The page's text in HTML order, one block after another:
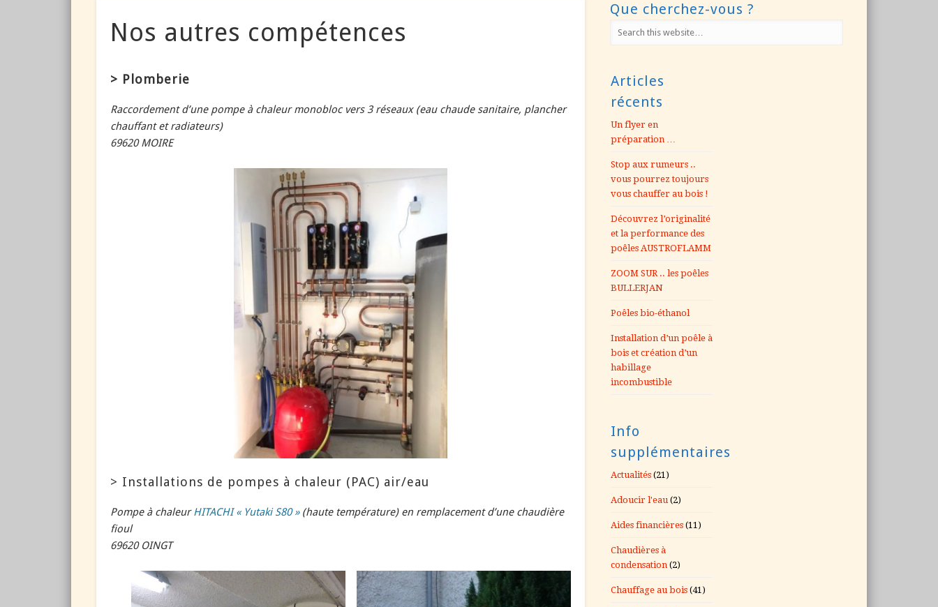
Nos autres compétences
> Plomberie
Raccordement d’une pompe à chaleur monobloc vers 3 réseaux (eau chaude sanitaire, plancher
chauffant et radiateurs)
69620 MOIRE
> Installations de pompes à chaleur (PAC) air/eau
Pompe à chaleurHITACHI « Yutaki S80 » (haute température) en remplacement d’une chaudière
fioul
69620 OINGT
Que cherchez-vous ?
Articles
récents
Un flyer en
préparation …
Stop aux rumeurs ..
vous pourrez toujours
vous chauffer au bois !
Découvrez l’originalité
et la performance des
poêles AUSTROFLAMM
ZOOM SUR .. les poêles
BULLERJAN
Poêles bio-éthanol
Installation d’un poêle à
bois et création d’un
habillage
incombustible
Info
supplémentaires
Actualités(21)
Adoucir l'eau (2)
Aides financières(11)
Chaudières à
condensation (2)
Chauffage au bois(41)